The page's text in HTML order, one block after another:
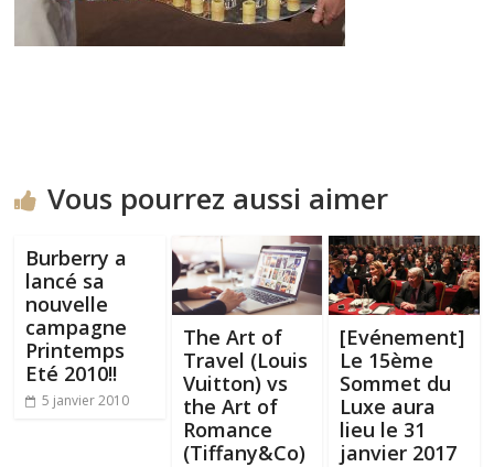
Vous pourrez aussi aimer
Burberry a
lancé sa
nouvelle
campagne
Printemps
Eté 2010!!
5 janvier 2010
The Art of
Travel (Louis
Vuitton) vs
the Art of
Romance
(Tiffany&Co)
[Evénement]
Le 15ème
Sommet du
Luxe aura
lieu le 31
janvier 2017